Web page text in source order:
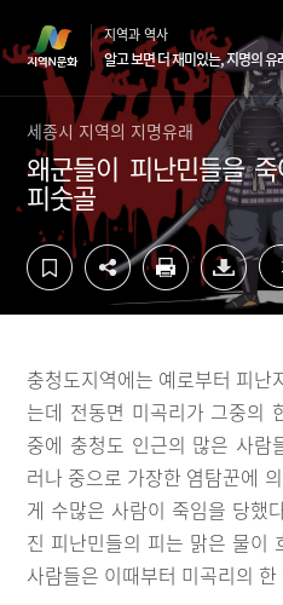
텐
츠
영
가
단
영
역
기
지역과 역사
알고 보면 더 재미있는, 지명의 유
세종시 지역의 지명유래
왜군들이 피난민들을
피숫골
충청도지역에는 예로부터 피난
는데 전동면 미곡리가 그중의
중에 충청도 인근의 많은 사람
러나 중으로 가장한 염탐꾼에
게 수많은 사람이 죽임을 당했
진 피난민들의 피는 맑은 물이
사람들은 이때부터 미곡리의